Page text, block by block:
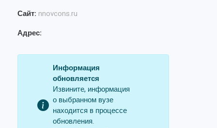
Сайт: nnovcons.ru
Адрес:
Информация
обновляется
Извините, информация
о выбранном вузе
находится в процессе
обновления.